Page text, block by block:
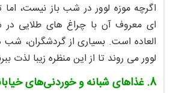
اگرچه موزه لوور در شب باز نیست،
ای معروف آن با چراغ‌ های طلایی
العاده است. بسیاری از گردشگران،
لوور می‌ روند تا از این منظره زیبا لذت
8. غذاهای شبانه و خوردنی‌های